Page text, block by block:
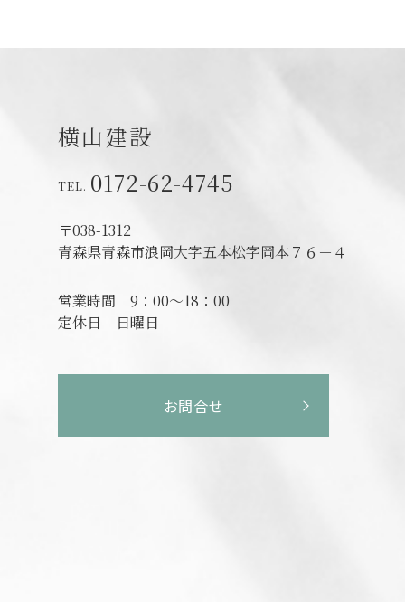
横山建設
0172-62-4745
〒038-1312
青森県青森市浪岡大字五本松字岡本７６－４
営業時間 9：00～18：00
定休日
日曜日
お問合せ